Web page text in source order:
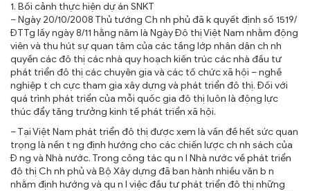
1. Bối cảnh thực hiện dự án SNKT
– Ngày 20/10/2008 Thủ tướng Ch nh phủ đã k quyết định số 1519/
ĐTTg lấy ngày 8/11 hằng năm là Ngày Đô thị Việt Nam nhằm động
viên và thu hút sự quan tâm của các tầng lớp nhân dân ch nh
quyền các đô thị các nhà quy hoạch kiến trúc các nhà đầu tư
phát triển đô thị các chuyên gia và các tố chức xã hội – nghề
nghiệp t ch cực tham gia xây dựng và phát triển đô thị. Đối với
quá trình phát triển của mỗi quốc gia đô thị luôn là động lực
thúc đẩy tăng trưởng kinh tế phát triển xã hội.
– Tại Việt Nam phát triển đô thị được xem là vấn đề hết sức quan
trọng là nền t ng định hướng cho các chiến lược ch nh sách của
Đ ng và Nhà nước. Trong công tác qu n l Nhà nước về phát triển
đô thị Ch nh phủ và Bộ Xây dựng đã ban hành nhiều văn b n
nhằm định hướng và qu n l việc đầu tư phát triển đô thị những